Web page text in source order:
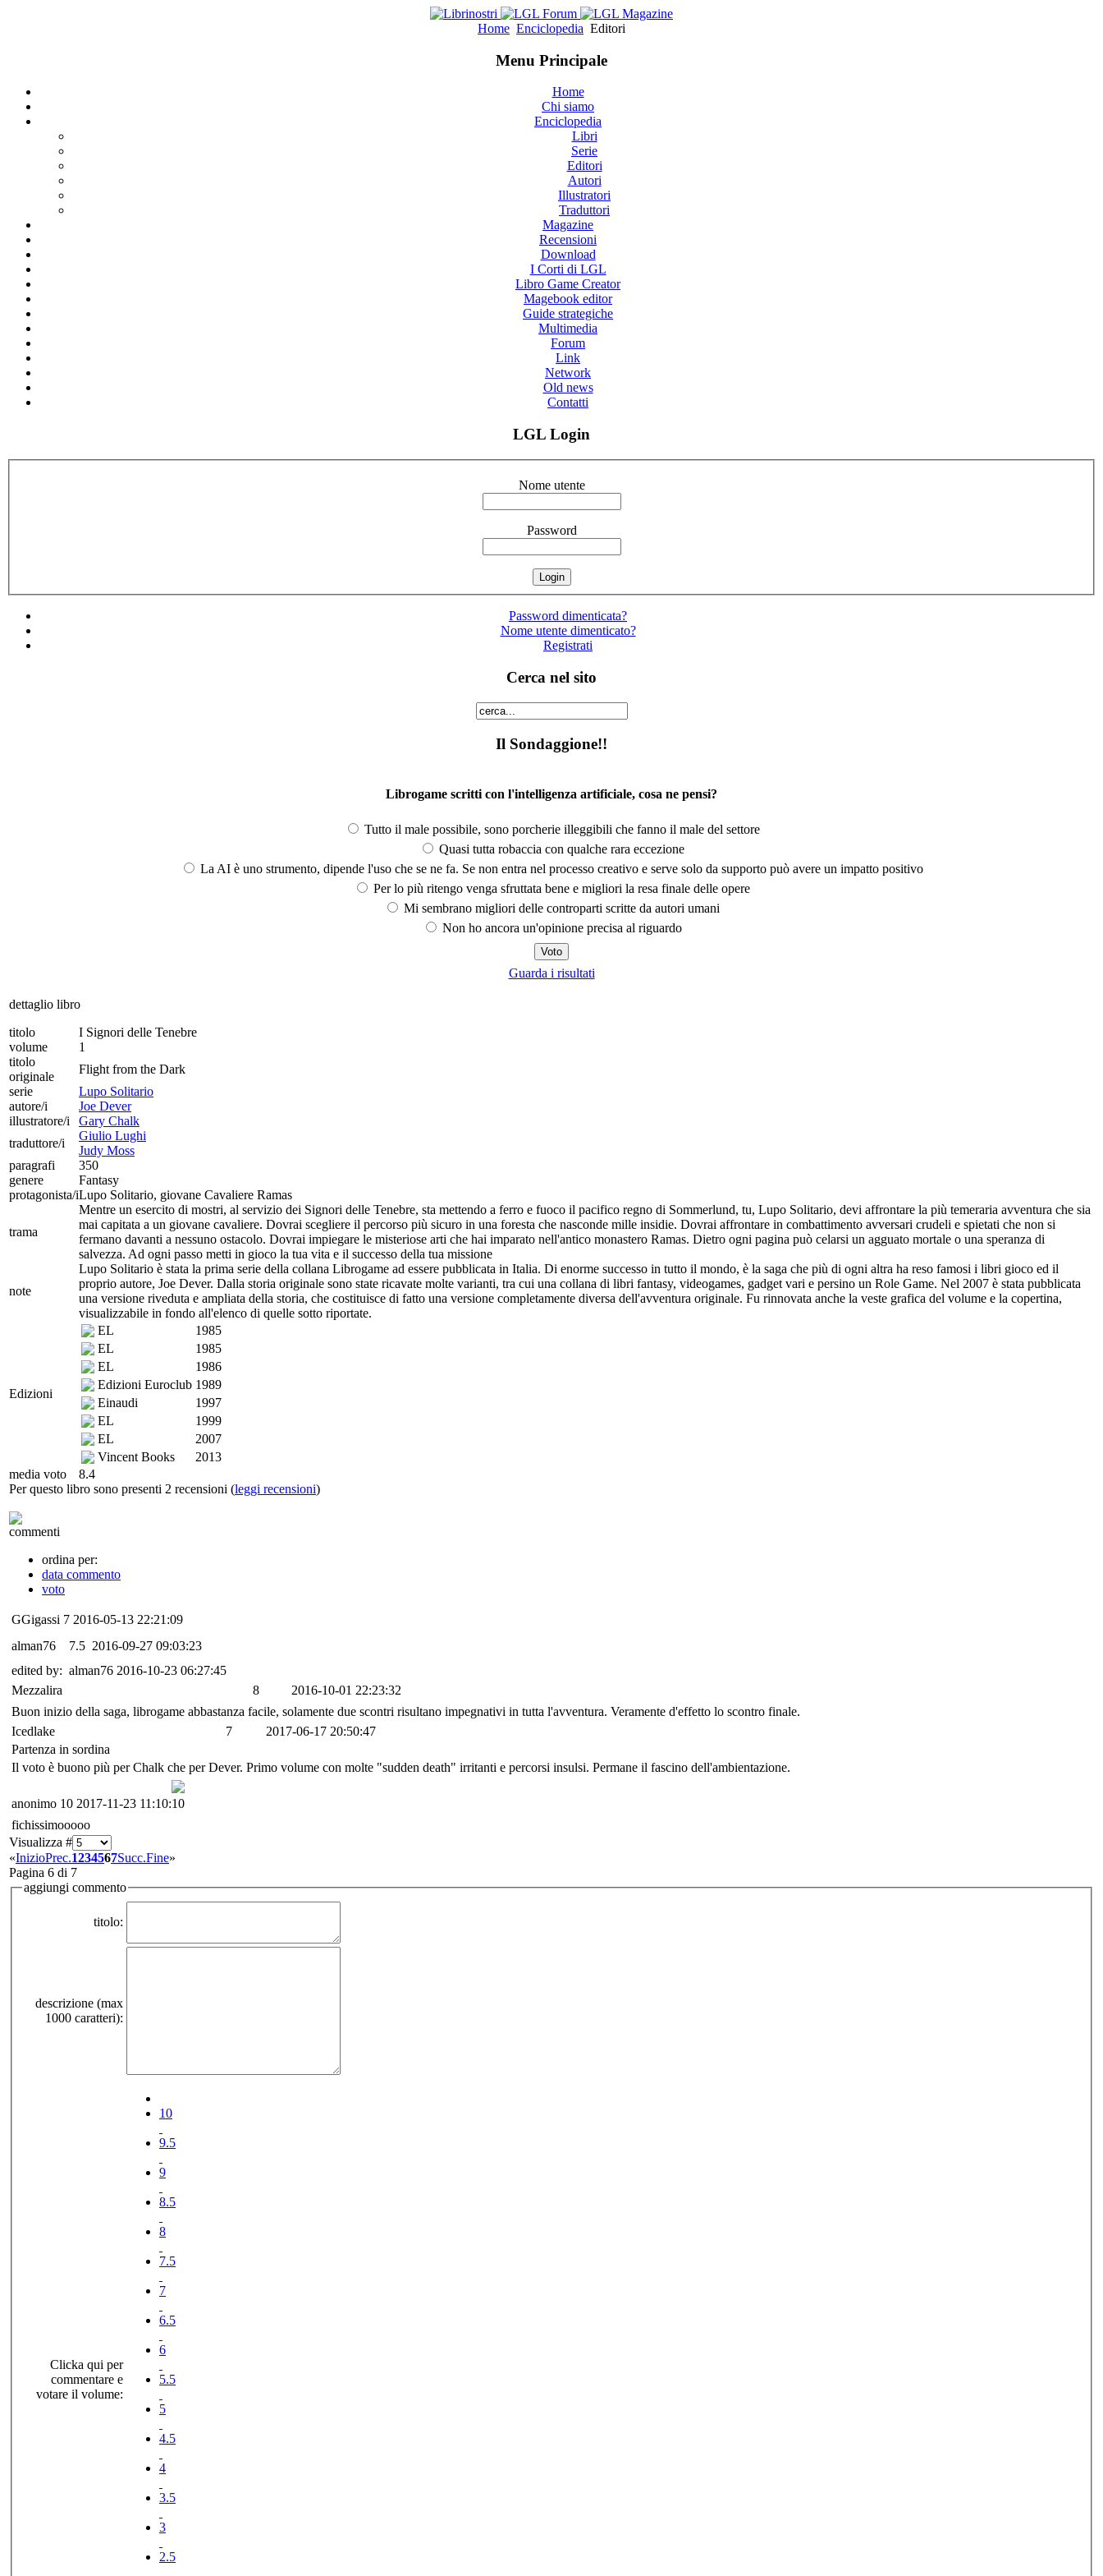
Home Enciclopedia Editori
Menu Principale
Home
Chi siamo
Enciclopedia
Libri
Serie
Editori
Autori
Illustratori
Traduttori
Magazine
Recensioni
Download
I Corti di LGL
Libro Game Creator
Magebook editor
Guide strategiche
Multimedia
Forum
Link
Network
Old news
Contatti
LGL Login
Nome utente
Password
Password dimenticata?
Nome utente dimenticato?
Registrati
Cerca nel sito
Il Sondaggione!!
Librogame scritti con l'intelligenza artificiale, cosa ne pensi?
Tutto il male possibile, sono porcherie illeggibili che fanno il male del settore
Quasi tutta robaccia con qualche rara eccezione
La AI è uno strumento, dipende l'uso che se ne fa. Se non entra nel processo creativo e serve solo da supporto può avere un impatto positivo
Per lo più ritengo venga sfruttata bene e migliori la resa finale delle opere
Mi sembrano migliori delle controparti scritte da autori umani
Non ho ancora un'opinione precisa al riguardo
Guarda i risultati
dettaglio libro
titolo
I Signori delle Tenebre
volume
1
titolo
originale
Flight from the Dark
serie
Lupo Solitario
autore/i
Joe Dever
illustratore/i
Gary Chalk
traduttore/i
Giulio Lughi
Judy Moss
paragrafi
350
genere
Fantasy
protagonista/iLupo Solitario, giovane Cavaliere Ramas
trama
Mentre un esercito di mostri, al servizio dei Signori delle Tenebre, sta mettendo a ferro e fuoco il pacifico regno di Sommerlund, tu, Lupo Solitario, devi affrontare la più temeraria avventura che sia
mai capitata a un giovane cavaliere. Dovrai scegliere il percorso più sicuro in una foresta che nasconde mille insidie. Dovrai affrontare in combattimento avversari crudeli e spietati che non si
fermano davanti a nessuno ostacolo. Dovrai impiegare le misteriose arti che hai imparato nell'antico monastero Ramas. Dietro ogni pagina può celarsi un agguato mortale o una speranza di
salvezza. Ad ogni passo metti in gioco la tua vita e il successo della tua missione
note
Lupo Solitario è stata la prima serie della collana Librogame ad essere pubblicata in Italia. Di enorme successo in tutto il mondo, è la saga che più di ogni altra ha reso famosi i libri gioco ed il
proprio autore, Joe Dever. Dalla storia originale sono state ricavate molte varianti, tra cui una collana di libri fantasy, videogames, gadget vari e persino un Role Game. Nel 2007 è stata pubblicata
una versione riveduta e ampliata della storia, che costituisce di fatto una versione completamente diversa dell'avventura originale. Fu rinnovata anche la veste grafica del volume e la copertina,
visualizzabile in fondo all'elenco di quelle sotto riportate.
Edizioni
EL
1985
EL
1985
EL
1986
Edizioni Euroclub 1989
Einaudi
1997
EL
1999
EL
2007
Vincent Books
2013
media voto
8.4
Per questo libro sono presenti 2 recensioni (leggi recensioni)
commenti
ordina per:
data commento
voto
GGigassi 7 2016-05-13 22:21:09
alman76
7.5 2016-09-27 09:03:23
edited by: alman76 2016-10-23 06:27:45
Mezzalira
8
2016-10-01 22:23:32
Buon inizio della saga, librogame abbastanza facile, solamente due scontri risultano impegnativi in tutta l'avventura. Veramente d'effetto lo scontro finale.
Icedlake
7
2017-06-17 20:50:47
Partenza in sordina
Il voto è buono più per Chalk che per Dever. Primo volume con molte "sudden death" irritanti e percorsi insulsi. Permane il fascino dell'ambientazione.
anonimo 10 2017-11-23 11:10:10
fichissimooooo
Visualizza #
«InizioPrec.1234567Succ.Fine»
Pagina 6 di 7
aggiungi commento
titolo:
descrizione (max
1000 caratteri):
Clicka qui per
commentare e
votare il volume:
10
9.5
9
8.5
8
7.5
7
6.5
6
5.5
5
4.5
4
3.5
3
2.5